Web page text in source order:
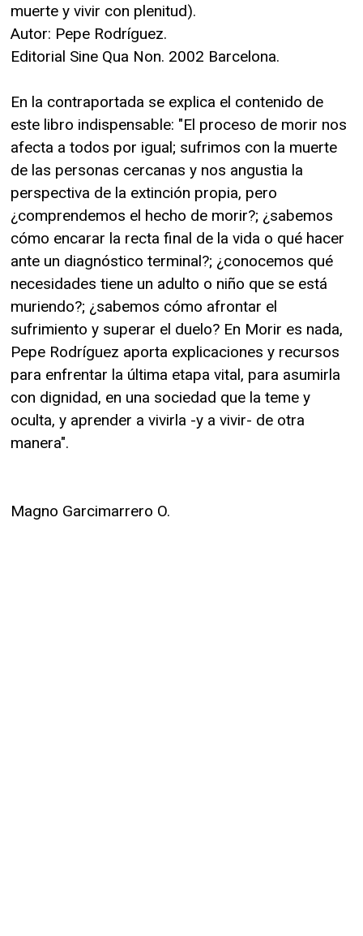
muerte y vivir con plenitud).
Autor: Pepe Rodríguez.
Editorial Sine Qua Non. 2002 Barcelona.
En la contraportada se explica el contenido de
este libro indispensable: "El proceso de morir nos
afecta a todos por igual; sufrimos con la muerte
de las personas cercanas y nos angustia la
perspectiva de la extinción propia, pero
¿comprendemos el hecho de morir?; ¿sabemos
cómo encarar la recta final de la vida o qué hacer
ante un diagnóstico terminal?; ¿conocemos qué
necesidades tiene un adulto o niño que se está
muriendo?; ¿sabemos cómo afrontar el
sufrimiento y superar el duelo? En Morir es nada,
Pepe Rodríguez aporta explicaciones y recursos
para enfrentar la última etapa vital, para asumirla
con dignidad, en una sociedad que la teme y
oculta, y aprender a vivirla -y a vivir- de otra
manera".
Magno Garcimarrero O.